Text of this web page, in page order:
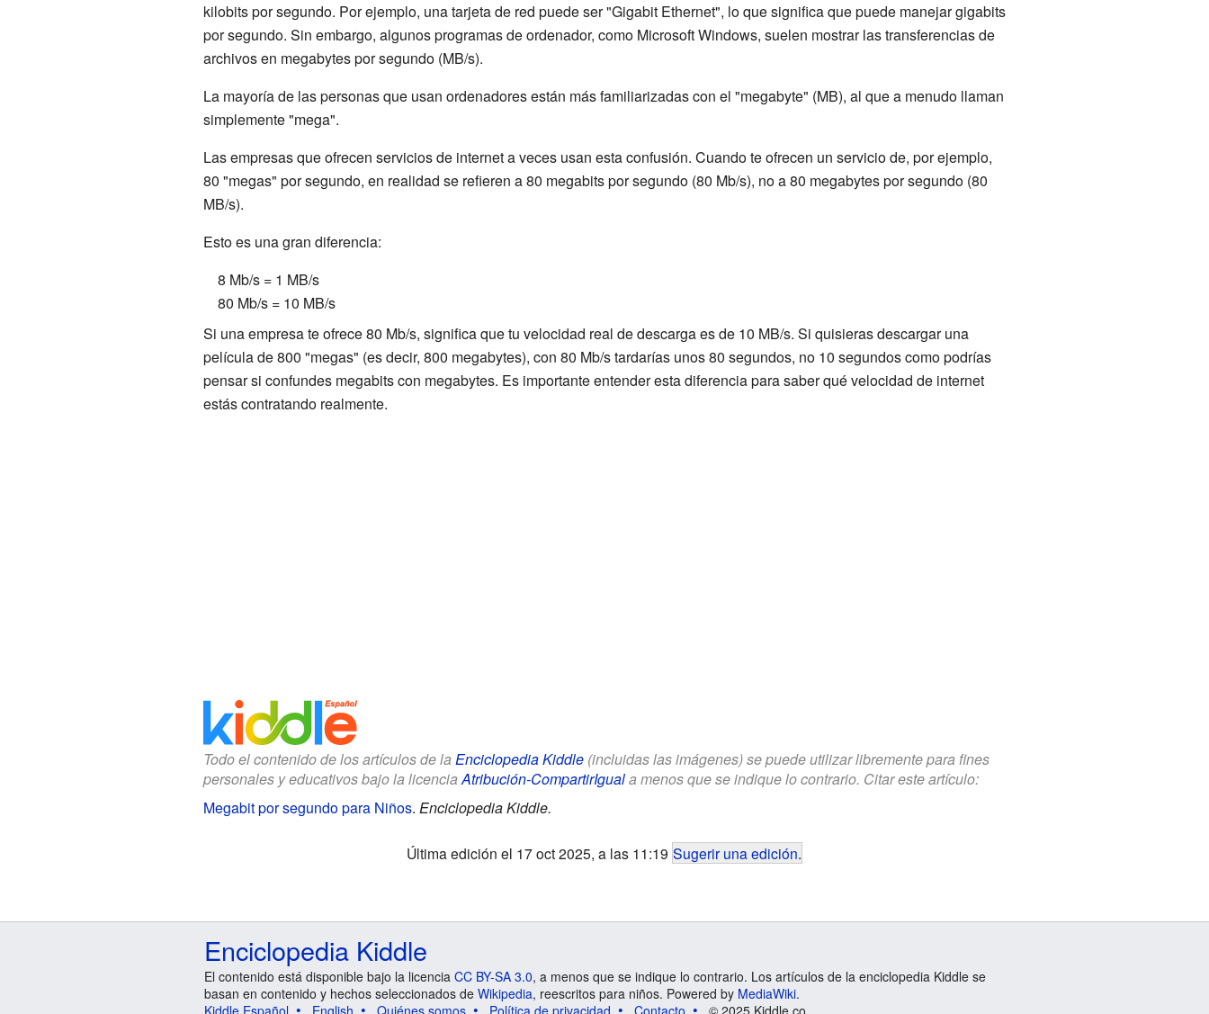
kilobits por segundo. Por ejemplo, una tarjeta de red puede ser "Gigabit Ethernet", lo que significa que puede manejar gigabits
por segundo. Sin embargo, algunos programas de ordenador, como Microsoft Windows, suelen mostrar las transferencias de
archivos en megabytes por segundo (MB/s).
La mayoría de las personas que usan ordenadores están más familiarizadas con el "megabyte" (MB), al que a menudo llaman
simplemente "mega".
Las empresas que ofrecen servicios de internet a veces usan esta confusión. Cuando te ofrecen un servicio de, por ejemplo,
80 "megas" por segundo, en realidad se refieren a 80 megabits por segundo (80 Mb/s), no a 80 megabytes por segundo (80
MB/s).
Esto es una gran diferencia:
8 Mb/s = 1 MB/s
80 Mb/s = 10 MB/s
Si una empresa te ofrece 80 Mb/s, significa que tu velocidad real de descarga es de 10 MB/s. Si quisieras descargar una
película de 800 "megas" (es decir, 800 megabytes), con 80 Mb/s tardarías unos 80 segundos, no 10 segundos como podrías
pensar si confundes megabits con megabytes. Es importante entender esta diferencia para saber qué velocidad de internet
estás contratando realmente.
Todo el contenido de los artículos de la Enciclopedia Kiddle(incluidas las imágenes) se puede utilizar libremente para fines
personales y educativos bajo la licenciaAtribución-CompartirIguala menos que se indique lo contrario. Citar este artículo:
Megabit por segundo para Niños. Enciclopedia Kiddle.
Última edición el 17 oct 2025, a las 11:19 Sugerir una edición.
Enciclopedia Kiddle
El contenido está disponible bajo la licencia CC BY-SA 3.0, a menos que se indique lo contrario. Los artículos de la enciclopedia Kiddle se
basan en contenido y hechos seleccionados de Wikipedia, reescritos para niños. Powered by MediaWiki.